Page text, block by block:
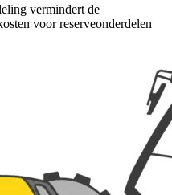
vermindert de
voor reserveonderdelen